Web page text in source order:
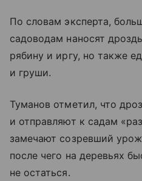
По словам эксперта,
садоводам наносят
рябину и иргу, но также
и груши.
Туманов отметил, что
и отправляют к садам
замечают созревший
после чего на деревьях
не остаться.